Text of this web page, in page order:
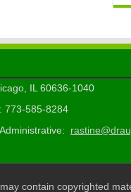
IL 60636-1040
773-585-8284
contain copyrighted